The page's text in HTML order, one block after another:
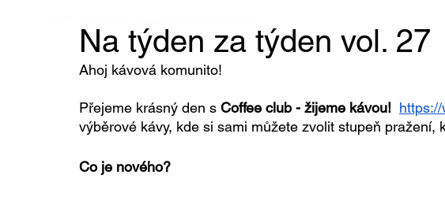
Na týden za týden vol. 27
Ahoj kávová komunito!
Přejeme krásný den s Coffee club - žijeme kávou!
výběrové kávy, kde si sami můžete zvolit stupeň pražení,
Co je nového?